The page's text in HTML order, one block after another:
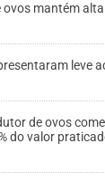
mantém alta
leve
de ovos
do valor